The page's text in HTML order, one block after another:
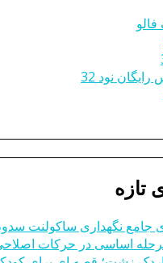
نود 32
تازه
جامع نگهداری ساکولنت
اساسی در حرکات اصلاحی: